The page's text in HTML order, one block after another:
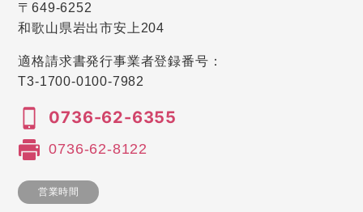
〒649-6252
和歌山県岩出市安上204
適格請求書発行事業者登録番号：
T3-1700-0100-7982
0736-62-6355
0736-62-8122
営業時間